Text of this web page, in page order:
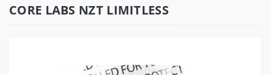
CORE LABS NZT LIMITLESS